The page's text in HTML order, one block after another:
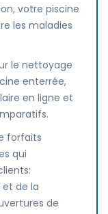
votre piscine
les maladies
le nettoyage
enterrée,
en ligne et
forfaits
qui
et de la
de